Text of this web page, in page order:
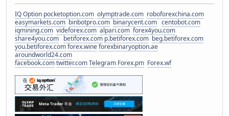
IQ Option pocketoption.com olymptrade.com roboforexchina.com
easymarkets.com binbotpro.com binarycent.com centobot.com
iqmining.com videforex.com alpari.com forex4you.com
share4you.com betiforex.com p.betiforex.com beg.betiforex.com
you.betiforex.comforex.wineforexbinaryoption.ae
aroundworld24.com
facebook.comtwitter.comTelegram Forex.pm Forex.wf